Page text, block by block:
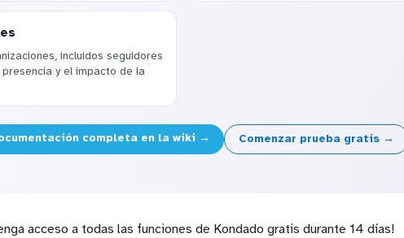
incluidos seguidores
y el impacto de la
completa en la wiki → Comenzar prueba gratis →
acceso a todas las funciones de Kondado gratis durante 14 días!